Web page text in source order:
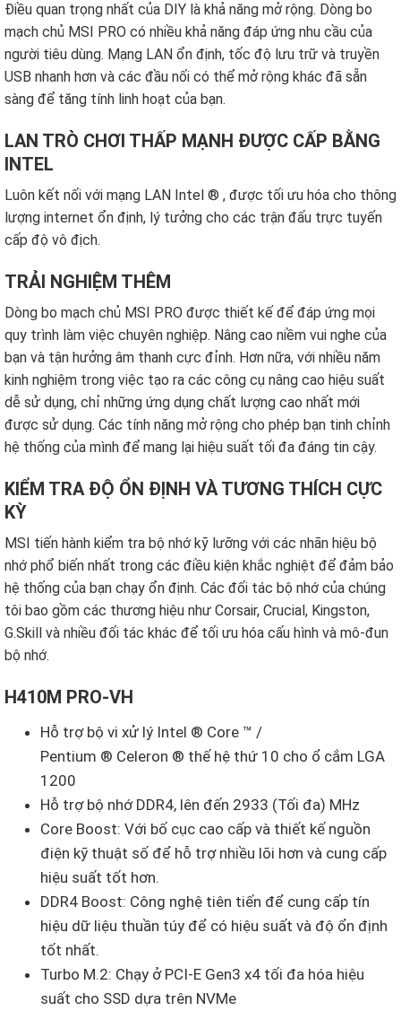
Điều quan trọng nhất của DIY là khả năng mở rộng. Dòng bo
mạch chủ MSI PRO có nhiều khả năng đáp ứng nhu cầu của
người tiêu dùng. Mạng LAN ổn định, tốc độ lưu trữ và truyền
USB nhanh hơn và các đầu nối có thể mở rộng khác đã sẵn
sàng để tăng tính linh hoạt của bạn.
LAN TRÒ CHƠI THẤP MẠNH ĐƯỢC CẤP BẰNG
INTEL
Luôn kết nối với mạng LAN Intel ® , được tối ưu hóa cho thông
lượng internet ổn định, lý tưởng cho các trận đấu trực tuyến
cấp độ vô địch.
TRẢI NGHIỆM THÊM
Dòng bo mạch chủ MSI PRO được thiết kế để đáp ứng mọi
quy trình làm việc chuyên nghiệp. Nâng cao niềm vui nghe của
bạn và tận hưởng âm thanh cực đỉnh. Hơn nữa, với nhiều năm
kinh nghiệm trong việc tạo ra các công cụ nâng cao hiệu suất
dễ sử dụng, chỉ những ứng dụng chất lượng cao nhất mới
được sử dụng. Các tính năng mở rộng cho phép bạn tinh chỉnh
hệ thống của mình để mang lại hiệu suất tối đa đáng tin cậy.
KIỂM TRA ĐỘ ỔN ĐỊNH VÀ TƯƠNG THÍCH CỰC
KỲ
MSI tiến hành kiểm tra bộ nhớ kỹ lưỡng với các nhãn hiệu bộ
nhớ phổ biến nhất trong các điều kiện khắc nghiệt để đảm bảo
hệ thống của bạn chạy ổn định. Các đối tác bộ nhớ của chúng
tôi bao gồm các thương hiệu như Corsair, Crucial, Kingston,
G.Skill và nhiều đối tác khác để tối ưu hóa cấu hình và mô-đun
bộ nhớ.
H410M PRO-VH
Hỗ trợ bộ vi xử lý Intel ® Core ™ /
Pentium ® Celeron ® thế hệ thứ 10 cho ổ cắm LGA
1200
Hỗ trợ bộ nhớ DDR4, lên đến 2933 (Tối đa) MHz
Core Boost: Với bố cục cao cấp và thiết kế nguồn
điện kỹ thuật số để hỗ trợ nhiều lõi hơn và cung cấp
hiệu suất tốt hơn.
DDR4 Boost: Công nghệ tiên tiến để cung cấp tín
hiệu dữ liệu thuần túy để có hiệu suất và độ ổn định
tốt nhất.
Turbo M.2: Chạy ở PCI-E Gen3 x4 tối đa hóa hiệu
suất cho SSD dựa trên NVMe